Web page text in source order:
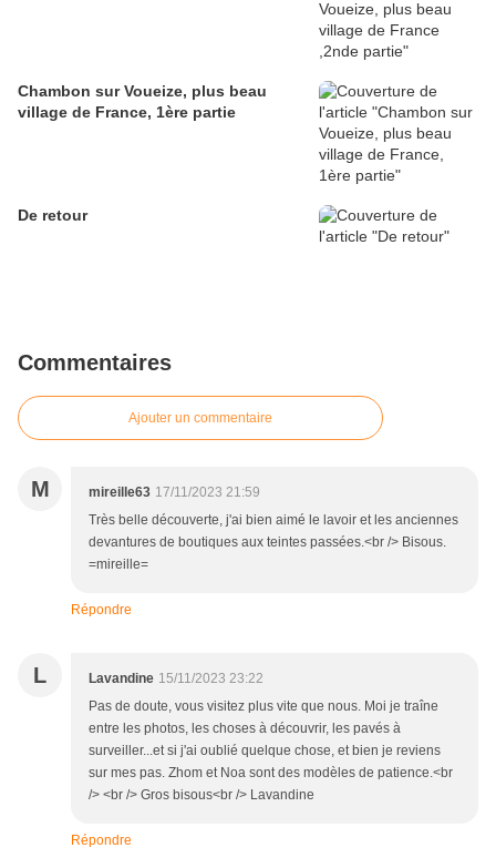
Chambon sur Voueize, plus beau
village de France, 1ère partie
De retour
Commentaires
Ajouter un commentaire
M mireille63 17/11/2023 21:59
Très belle découverte, j'ai bien aimé le lavoir et les anciennes
devantures de boutiques aux teintes passées.<br /> Bisous.
=mireille=
Répondre
L Lavandine 15/11/2023 23:22
Pas de doute, vous visitez plus vite que nous. Moi je traîne
entre les photos, les choses à découvrir, les pavés à
surveiller...et si j'ai oublié quelque chose, et bien je reviens
sur mes pas. Zhom et Noa sont des modèles de patience.<br
/> <br /> Gros bisous<br /> Lavandine
Répondre